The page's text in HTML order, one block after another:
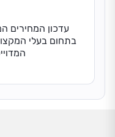
עדכון המחירים
בתחום בעלי